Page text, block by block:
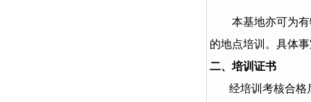
本基地亦可为
的地点培训。具体
二、培训证书
经培训考核合格